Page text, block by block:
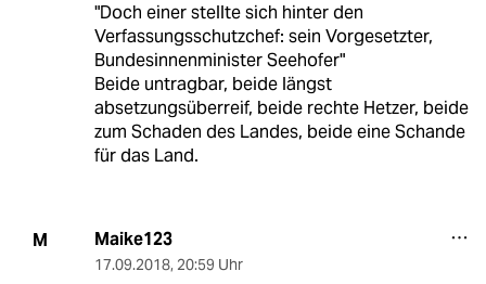
"Doch einer stellte sich hinter den
Verfassungsschutzchef: sein Vorgesetzter,
Bundesinnenminister Seehofer"
Beide untragbar, beide längst
absetzungsüberreif, beide rechte Hetzer, beide
zum Schaden des Landes, beide eine Schande
für das Land.
M Maike123
17.09.2018, 20:59 Uhr